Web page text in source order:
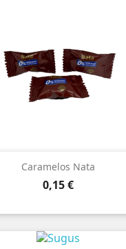
Caramelos Nata
Preu
0,15 €
 Vista ràpida